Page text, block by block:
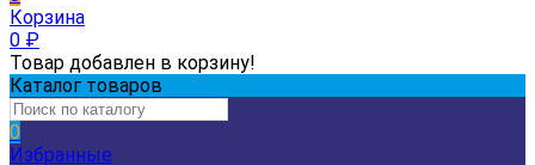
Корзина
0 ₽
Товар добавлен в корзину!
Каталог товаров
0
Избранные